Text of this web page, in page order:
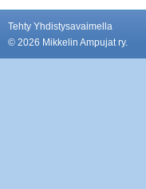
Tehty Yhdistysavaimella
© 2026 Mikkelin Ampujat ry.